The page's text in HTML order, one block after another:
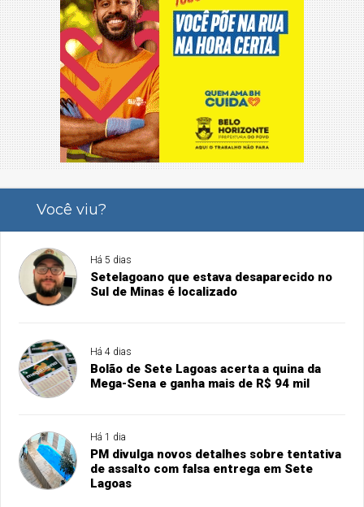
Você viu?
Há 5 dias
Setelagoano que estava desaparecido no
Sul de Minas é localizado
Há 4 dias
Bolão de Sete Lagoas acerta a quina da
Mega-Sena e ganha mais de R$ 94 mil
Há 1 dia
PM divulga novos detalhes sobre tentativa
de assalto com falsa entrega em Sete
Lagoas